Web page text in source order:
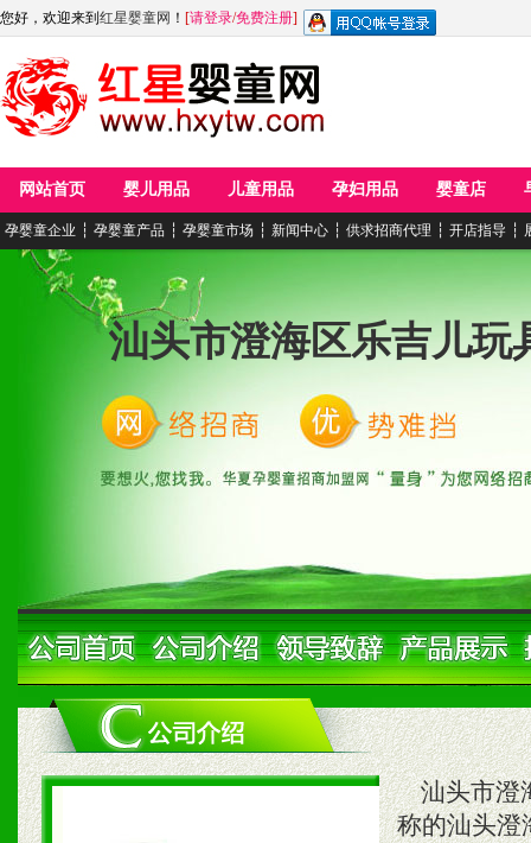
您好，欢迎来到 红星婴童网 ！ [请登录/免费注册]
网站首页 婴儿用品 儿童用品 孕妇用品 婴童店
孕婴童企业 ┆ 孕婴童产品 ┆ 孕婴童市场 ┆ 新闻中心 ┆ 供求招商代理 ┆ 开店指导 ┆
汕头市澄海区乐吉儿玩
汕头市澄
称的汕头澄